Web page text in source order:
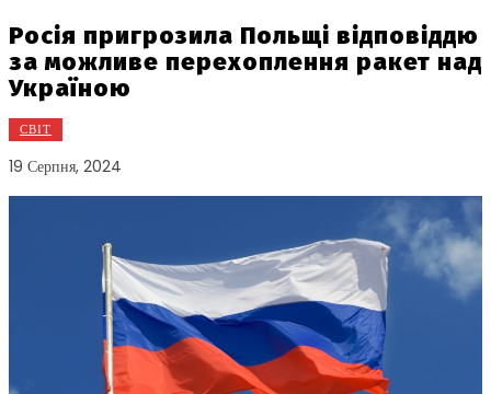
Росія пригрозила Польщі відповіддю
за можливе перехоплення ракет над
Україною
СВІТ
19 Серпня, 2024